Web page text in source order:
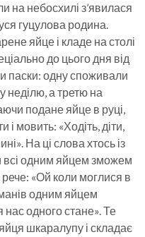
на небосхилі з’явилася
гуцулова родина.
яйце і кладе на столі
до цього дня від
паски: одну споживали
неділю, а третю на
подане яйце в руці,
і мовить: «Ходіть, діти,
На ці слова хтось із
всі одним яйцем зможем
рече: «Ой коли моглися в
одним яйцем
нас одного стане». Те
шкаралупу і складає